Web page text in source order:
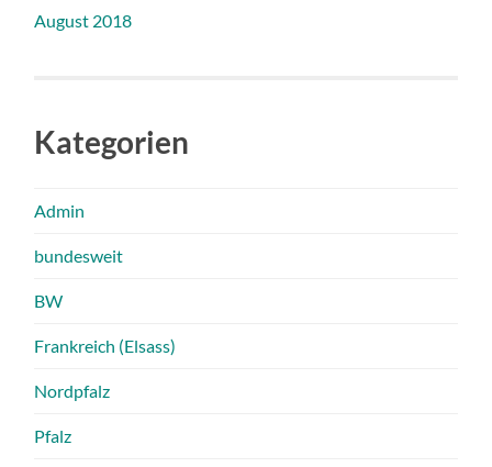
August 2018
Kategorien
Admin
bundesweit
BW
Frankreich (Elsass)
Nordpfalz
Pfalz